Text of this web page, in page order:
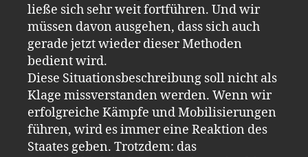
ließe sich sehr weit fortführen. Und wir
müssen davon ausgehen, dass sich auch
gerade jetzt wieder dieser Methoden
bedient wird.
Diese Situationsbeschreibung soll nicht als
Klage missverstanden werden. Wenn wir
erfolgreiche Kämpfe und Mobilisierungen
führen, wird es immer eine Reaktion des
Staates geben. Trotzdem: das